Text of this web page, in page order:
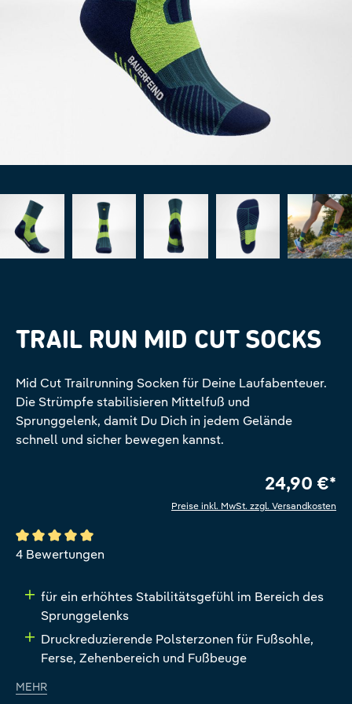
TRAIL RUN MID CUT SOCKS
Mid Cut Trailrunning Socken für Deine Laufabenteuer.
Die Strümpfe stabilisieren Mittelfuß und
Sprunggelenk, damit Du Dich in jedem Gelände
schnell und sicher bewegen kannst.
24,90 €*
Preise inkl. MwSt. zzgl. Versandkosten
Durchschnittliche Bewertung von 5 von 5 Sternen
4 Bewertungen
für ein erhöhtes Stabilitätsgefühl im Bereich des
Sprunggelenks
Druckreduzierende Polsterzonen für Fußsohle,
Ferse, Zehenbereich und Fußbeuge
MEHR